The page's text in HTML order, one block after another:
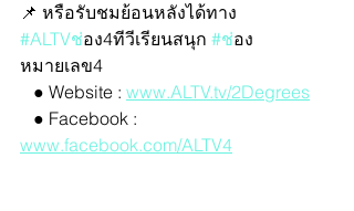
📌 หรือรับชมย้อนหลังได้ทาง
#ALTVช่อง4ทีวีเรียนสนุก #ช่อง
หมายเลข4
   ● Website :
www.ALTV.tv/2Degrees
   ● Facebook :
www.facebook.com/ALTV4